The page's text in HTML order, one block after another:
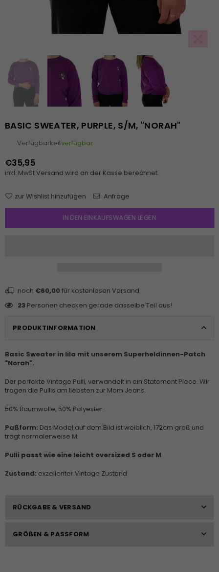
BASIC SWEATER, PURPLE, S/M, "NORAH"
Verfügbarkeitverfügbar
Normaler
Preis
€35,95
inkl. MwStVersand wird an der Kasse berechnet.
zur Wishlist hinzufügen Anfrage
IN DEN EINKAUFSWAGEN LEGEN
noch €60,00 für kostenlosen Versand
23 Personen checken gerade dasselbe Teil aus!
PRODUKTINFORMATION
Basic Sweater in lila mit unserem Superheldinnen-Patch
"Norah".
Der perfekte Vintage Pulli, verwandelt in ein Statement Piece. Wir
tragen die Pullis am liebsten zur Mom Jeans.
50% Baumwolle, 50% Polyester
Paßform: Das Model auf dem Bild ist weiblich, 172cm groß und
trägt normalerweise M
Pulli passt wie eine leicht oversized S oder M
Zustand: exzellenter Vintage Zustand
RÜCKGABE & VERSAND
GRÖßEN & PASSFORM